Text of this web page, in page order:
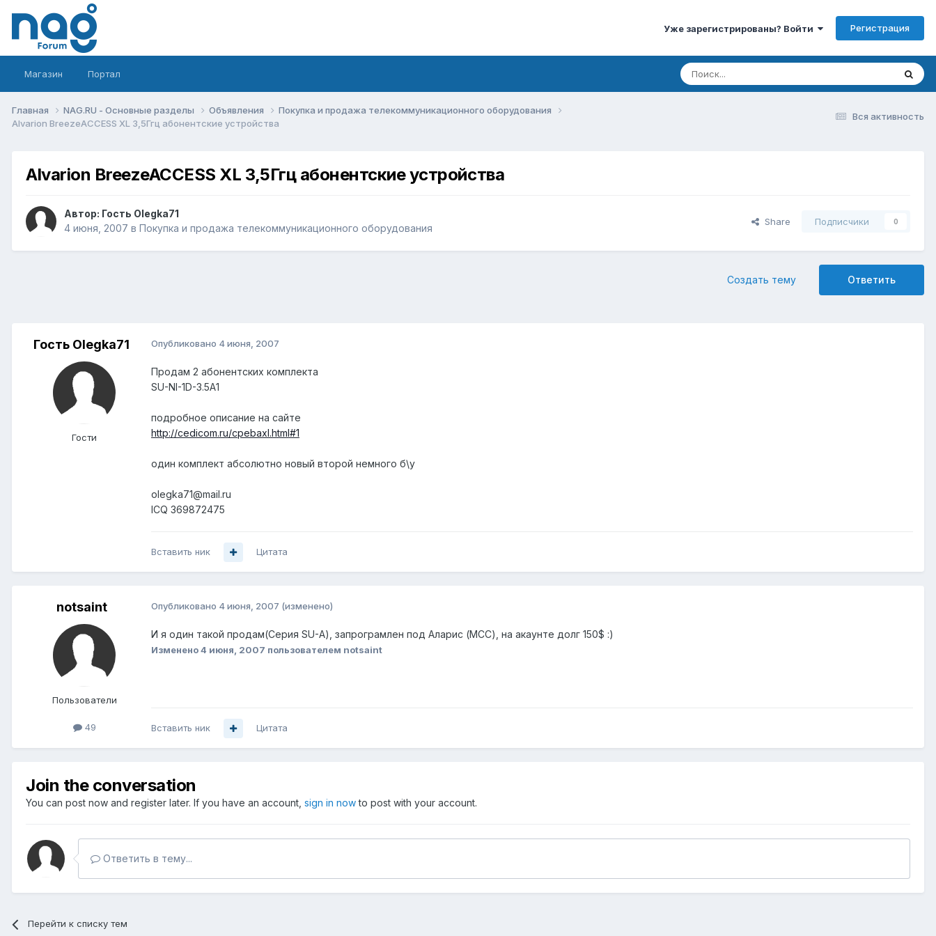
Уже зарегистрированы? Войти Регистрация
Магазин Портал
Вся активность
Главная NAG.RU - Основные разделы Объявления
Покупка и продажа телекоммуникационного оборудования
Alvarion BreezeACCESS XL 3,5Ггц абонентские устройства
Alvarion BreezeACCESS XL 3,5Ггц абонентские устройства
Автор: Гость Olegka71
4 июня, 2007 в Покупка и продажа телекоммуникационного оборудования
Share Подписчики 0
Ответить
Создать тему
Гость Olegka71
Гости
Опубликовано 4 июня, 2007
Продам 2 абонентских комплекта
SU-NI-1D-3.5A1
подробное описание на сайте
http://cedicom.ru/cpebaxl.html#1
один комплект абсолютно новый второй немного б\у
olegka71@mail.ru
ICQ 369872475
Вставить ник Цитата
notsaint
Пользователи
49
Опубликовано 4 июня, 2007 (изменено)
И я один такой продам(Серия SU-A), запрограмлен под Аларис (MCC), на акаунте долг 150$ :)
Изменено4 июня, 2007 пользователем notsaint
Вставить ник Цитата
Join the conversation
You can post now and register later. If you have an account, sign in nowto post with your account.
Ответить в тему...
Перейти к списку тем